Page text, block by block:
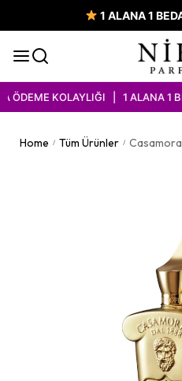
1 ALANA 1
KOLAYLIĞI | 1 ALANA 1
Home / Tüm Ürünler /